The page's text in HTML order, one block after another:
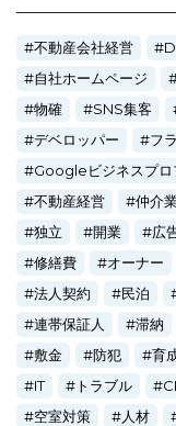
不動産会社経営
自社ホームページ
物確
SNS集客
デベロッパー
フ
Googleビジネスプロ
不動産経営
仲介
独立
開業 広
修繕費
オーナー
法人契約
民泊
連帯保証人
滞納
敷金
防犯 育
IT
トラブル
空室対策
人材